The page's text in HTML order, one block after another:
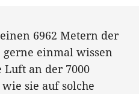
6962 Metern der
einmal wissen
an der 7000
sie auf solche